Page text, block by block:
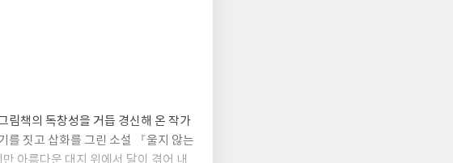
림책의 독창성을 거듭 경신해 온 작가
를 짓고 삽화를 그린 소설 『울지 않는